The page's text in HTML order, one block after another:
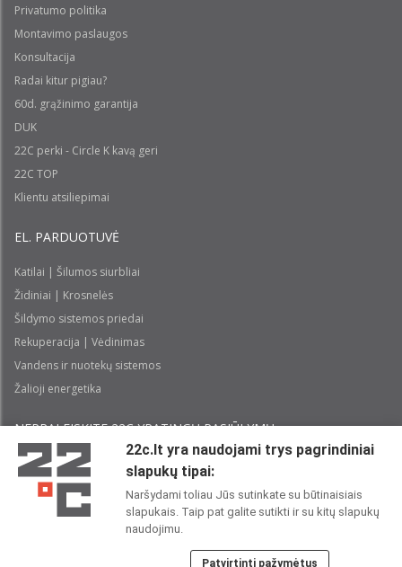
Privatumo politika
Montavimo paslaugos
Konsultacija
Radai kitur pigiau?
60d. grąžinimo garantija
DUK
22C perki - Circle K kavą geri
22C TOP
Klientu atsiliepimai
EL. PARDUOTUVĖ
Katilai | Šilumos siurbliai
Židiniai | Krosnelės
Šildymo sistemos priedai
Rekuperacija | Vėdinimas
Vandens ir nuotekų sistemos
Žalioji energetika
NEPRALEISKITE 22С YPATINGŲ PASIŪLYMŲ:
Perskaičiau ir sutinku su 22CPrivatumo politika
22c.lt yra naudojami trys pagrindiniai
slapukų tipai:
Naršydami toliau Jūs sutinkate su būtinaisiais
slapukais. Taip pat galite sutikti ir su kitų slapukų
naudojimu.
Patvirtinti pažymėtus